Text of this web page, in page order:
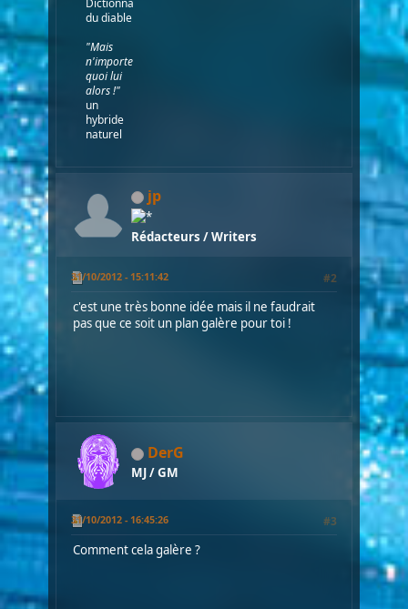
Dictionnaire
du diable
"Mais
n'importe
quoi lui
alors !"
un
hybride
naturel
jp
Rédacteurs / Writers
31/10/2012 - 15:11:42 #2
c'est une très bonne idée mais il ne faudrait
pas que ce soit un plan galère pour toi !
DerG
MJ / GM
31/10/2012 - 16:45:26 #3
Comment cela galère ?